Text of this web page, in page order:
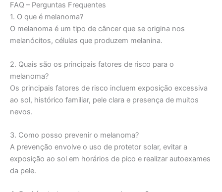
FAQ – Perguntas Frequentes
1. O que é melanoma?
O melanoma é um tipo de câncer que se origina nos
melanócitos, células que produzem melanina.
2. Quais são os principais fatores de risco para o
melanoma?
Os principais fatores de risco incluem exposição excessiva
ao sol, histórico familiar, pele clara e presença de muitos
nevos.
3. Como posso prevenir o melanoma?
A prevenção envolve o uso de protetor solar, evitar a
exposição ao sol em horários de pico e realizar autoexames
da pele.